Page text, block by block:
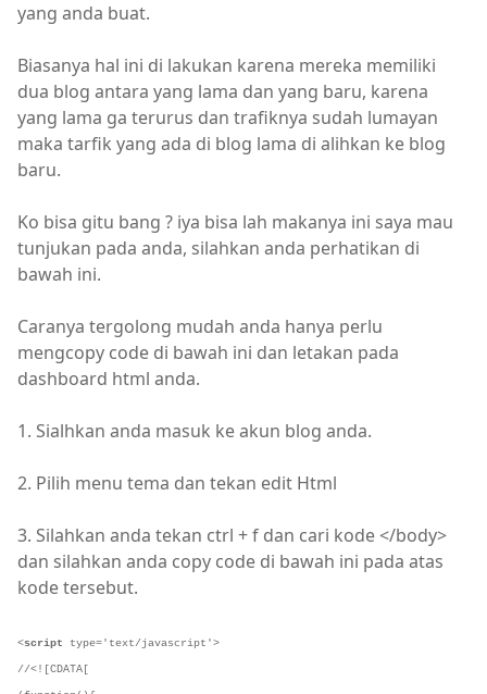
yang anda buat.
Biasanya hal ini di lakukan karena mereka memiliki
dua blog antara yang lama dan yang baru, karena
yang lama ga terurus dan trafiknya sudah lumayan
maka tarfik yang ada di blog lama di alihkan ke blog
baru.
Ko bisa gitu bang ? iya bisa lah makanya ini saya mau
tunjukan pada anda, silahkan anda perhatikan di
bawah ini.
Caranya tergolong mudah anda hanya perlu
mengcopy code di bawah ini dan letakan pada
dashboard html anda.
1. Sialhkan anda masuk ke akun blog anda.
2. Pilih menu tema dan tekan edit Html
3. Silahkan anda tekan ctrl + f dan cari kode </body>
dan silahkan anda copy code di bawah ini pada atas
kode tersebut.
<script type='text/javascript'>
//<![CDATA[